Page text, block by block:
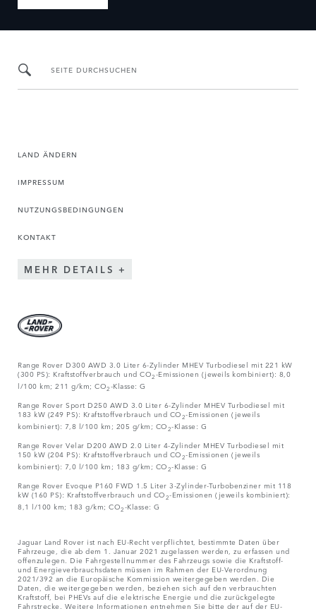
SEITE DURCHSUCHEN
LAND ÄNDERN
IMPRESSUM
NUTZUNGSBEDINGUNGEN
KONTAKT
MEHR DETAILS
Range Rover D300 AWD 3.0 Liter 6-Zylinder MHEV Turbodiesel mit 221 kW
(300 PS): Kraftstoffverbrauch und CO2-Emissionen (jeweils kombiniert): 8,0
l/100 km; 211 g/km; CO2-Klasse: G
Range Rover Sport D250 AWD 3.0 Liter 6-Zylinder MHEV Turbodiesel mit
183 kW (249 PS): Kraftstoffverbrauch und CO2-Emissionen (jeweils
kombiniert): 7,8 l/100 km; 205 g/km; CO2-Klasse: G
Range Rover Velar D200 AWD 2.0 Liter 4-Zylinder MHEV Turbodiesel mit
150 kW (204 PS): Kraftstoffverbrauch und CO2-Emissionen (jeweils
kombiniert): 7,0 l/100 km; 183 g/km; CO2-Klasse: G
Range Rover Evoque P160 FWD 1.5 Liter 3-Zylinder-Turbobenziner mit 118
kW (160 PS): Kraftstoffverbrauch und CO2-Emissionen (jeweils kombiniert):
8,1 l/100 km; 183 g/km; CO2-Klasse: G
Jaguar Land Rover ist nach EU-Recht verpflichtet, bestimmte Daten über
Fahrzeuge, die ab dem 1. Januar 2021 zugelassen werden, zu erfassen und
offenzulegen. Die Fahrgestellnummer des Fahrzeugs sowie die Kraftstoff-
und Energieverbrauchsdaten müssen im Rahmen der EU-Verordnung
2021/392 an die Europäische Kommission weitergegeben werden. Die
Daten, die weitergegeben werden, beziehen sich auf den verbrauchten
Kraftstoff, bei PHEVs auf die elektrische Energie und die zurückgelegte
Fahrstrecke. Weitere Informationen entnehmen Sie bitte der auf der EU-